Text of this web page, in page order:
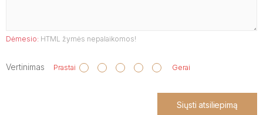
Dėmesio: HTML žymės nepalaikomos!
Vertinimas Prastai Gerai
Siųsti atsiliepimą